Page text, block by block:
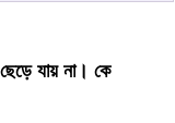
যায় না। কে